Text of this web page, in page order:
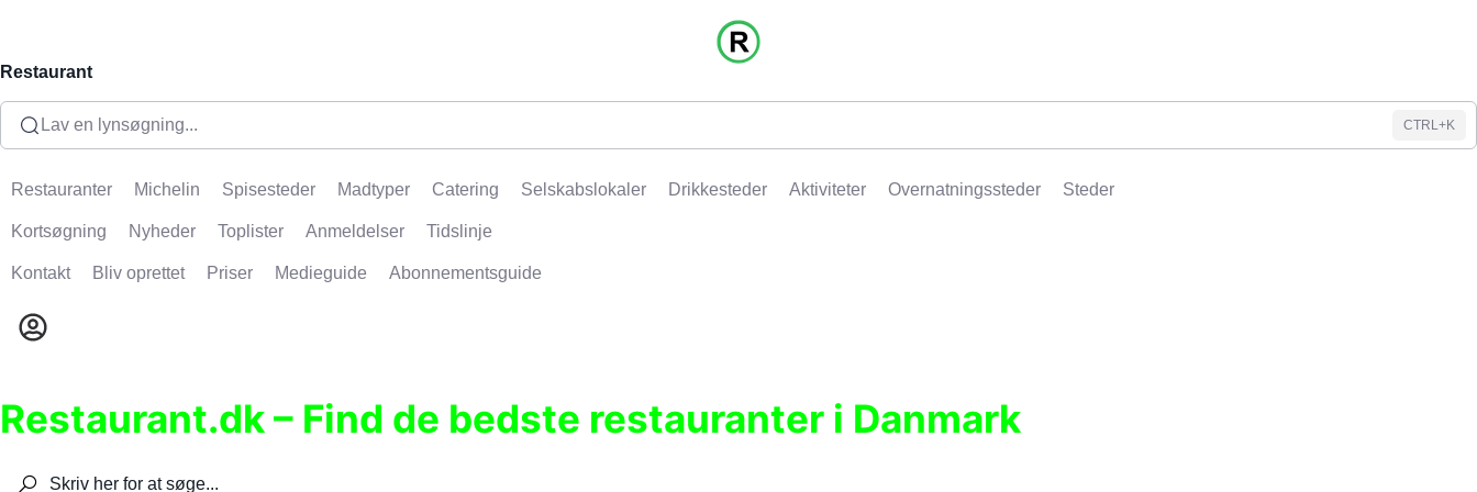
Restaurant
Lav en lynsøgning... CTRL+K
Restauranter Michelin Spisesteder Madtyper Catering Selskabslokaler Drikkesteder Aktiviteter Overnatningssteder Steder
Kortsøgning Nyheder Toplister Anmeldelser Tidslinje
Kontakt Bliv oprettet Priser Medieguide Abonnementsguide
Restaurant.dk – Find de bedste restauranter i Danmark